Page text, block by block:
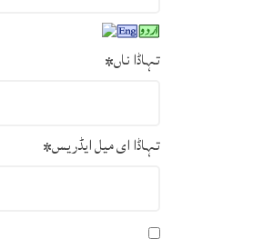
تہاڈا ناں*
تہاڈا ای میل ایڈریس*